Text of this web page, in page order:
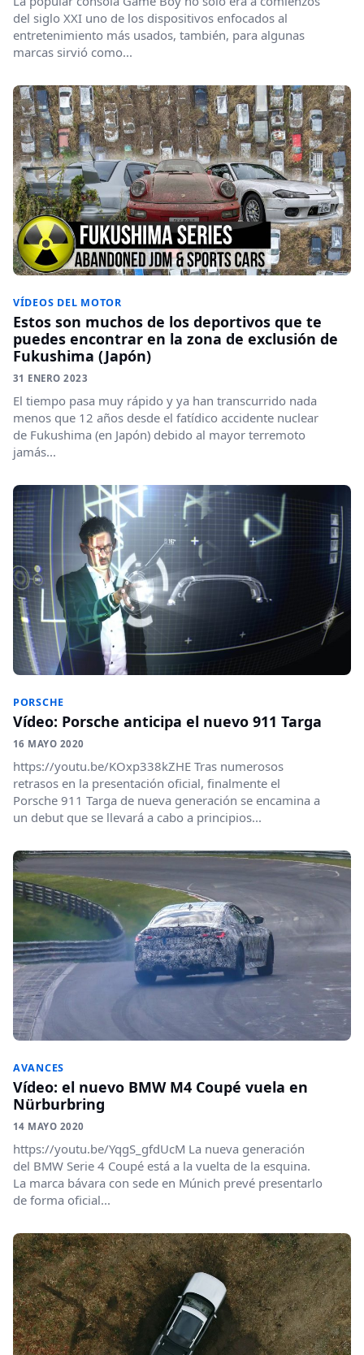
del siglo XXI uno de los dispositivos enfocados al
entretenimiento más usados, también, para algunas
marcas sirvió como...
VÍDEOS DEL MOTOR
Estos son muchos de los deportivos que te
puedes encontrar en la zona de exclusión de
Fukushima (Japón)
31 ENERO 2023
El tiempo pasa muy rápido y ya han transcurrido nada
menos que 12 años desde el fatídico accidente nuclear
de Fukushima (en Japón) debido al mayor terremoto
jamás...
PORSCHE
Vídeo: Porsche anticipa el nuevo 911 Targa
16 MAYO 2020
https://youtu.be/KOxp338kZHE Tras numerosos
retrasos en la presentación oficial, finalmente el
Porsche 911 Targa de nueva generación se encamina a
un debut que se llevará a cabo a principios...
AVANCES
Vídeo: el nuevo BMW M4 Coupé vuela en
Nürburbring
14 MAYO 2020
https://youtu.be/YqgS_gfdUcM La nueva generación
del BMW Serie 4 Coupé está a la vuelta de la esquina.
La marca bávara con sede en Múnich prevé presentarlo
de forma oficial...